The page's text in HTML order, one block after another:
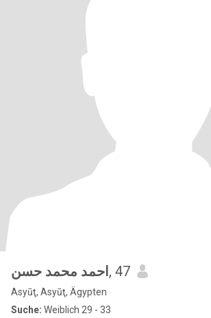
احمد محمد حسن , 47
Asyūţ, Asyūţ, Ägypten
Suche: Weiblich 29 - 33